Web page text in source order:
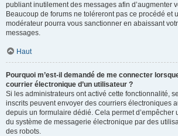
publiant inutilement des messages afin d’augmenter
Beaucoup de forums ne toléreront pas ce procédé et
modérateur pourra vous sanctionner en abaissant
messages.
Haut
Pourquoi m’est-il demandé de me connecter
courrier électronique d’un utilisateur ?
Si les administrateurs ont activé cette fonctionnalité,
inscrits peuvent envoyer des courriers électroniques
depuis un formulaire dédié. Cela permet d’empêcher
du système de messagerie électronique par des
des robots.